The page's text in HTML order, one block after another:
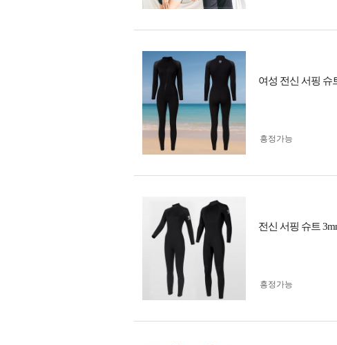
여성 전신 서핑 슈
흥정가능
전신 서핑 슈트
흥정가능